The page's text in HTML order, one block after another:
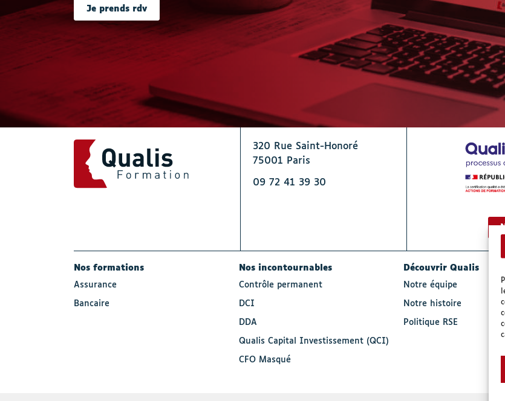
Je prends rdv
320 Rue Saint-Honoré
75001 Paris
09 72 41 39 30
Nos formations
Assurance
Bancaire
Nos incontournables
Contrôle permanent
DCI
DDA
Qualis Capital Investissement (QCI)
CFO Masqué
Découvrir Qualis
Notre équipe
Notre histoire
Politique RSE